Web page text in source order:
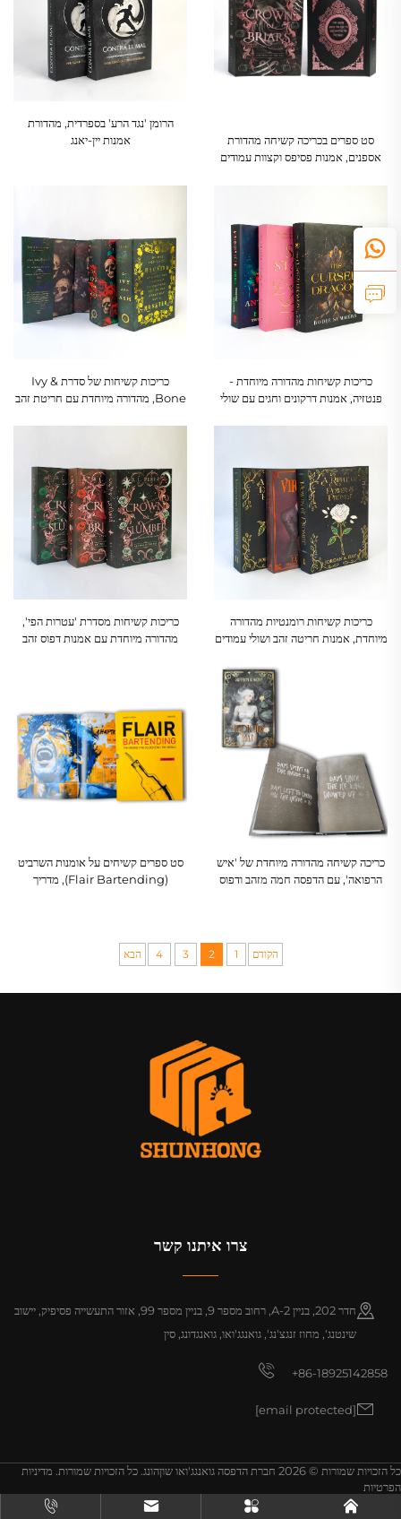
סט ספרים בכריכה קשיחה מהדורת
אספנים, אמנות פסיפס וקצוות עמודים
הרומן 'נגד הרע' בספרדית, מהדורת
אמנות יין-יאנג
כריכות קשיחות מהדורה מיוחדת -
פנטזיה, אמנות דרקונים וחגים עם שולי
כריכות קשיחות של סדרת Ivy &
Bone, מהדורה מיוחדת עם חריטת זהב
כריכות קשיחות רומנטיות מהדורה
מיוחדת, אמנות חריטה זהב ושולי עמודים
כריכות קשיחות מסדרת 'עטרות הפי',
מהדורה מיוחדת עם אמנות דפוס זהב
כריכה קשיחה מהדורה מיוחדת של 'איש
הרפואה', עם הדפסה חמה מזהב ודפוס
סט ספרים קשיחים על אומנות השרביט
(Flair Bartending), מדריך
הקודם 1
2
3
4 הבא
צרו איתנו קשר
חדר 202, בניין A-2, רחוב מספר 9, בניין מספר 99, אזור התעשייה פסיפיק, יישוב
שינטנג', מחוז זנגצ'נג', גואנגג'ואו, גואנגדונג, סין
+86-18925142858
[email protected]
כל הזכויות שמורות © 2026 חברת הדפסה גואנגג'ואו שוןהונג. כל הזכויות שמורות.
מדיניות
הפרטיות